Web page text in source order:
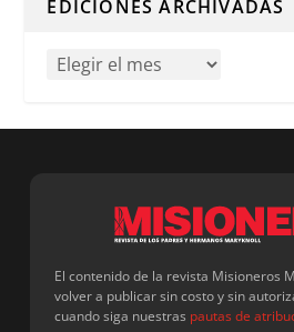
EDICIONES ARCHIVADAS
El contenido de la revista Misioneros
volver a publicar sin costo y sin
cuando siga nuestras pautas de